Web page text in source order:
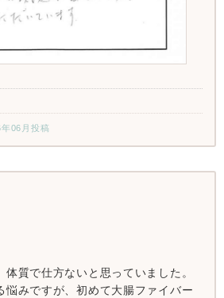
06月投稿
質で仕方ないと思っていました。
悩みですが、初めて大腸ファイバー